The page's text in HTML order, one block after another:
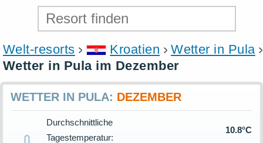
Welt-resorts Kroatien
Wetter in Pula
Wetter in Pula im Dezember
WETTER IN PULA: DEZEMBER
Durchschnittliche
Tagestemperatur:
10.8°C